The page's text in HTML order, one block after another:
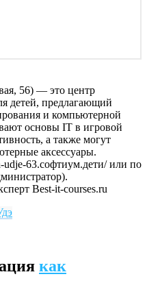
56) — это центр
детей, предлагающий
и компьютерной
основы IT в игровой
а также могут
аксессуары.
udje-63.софтиум.дети/ или по
Best-it-courses.ru
как